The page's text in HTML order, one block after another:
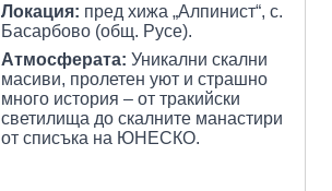
Локация: пред хижа „Алпинист“, с.
Басарбово (общ. Русе).
Атмосферата: Уникални скални
масиви, пролетен уют и страшно
много история – от тракийски
светилища до скалните манастири
от списъка на ЮНЕСКО.